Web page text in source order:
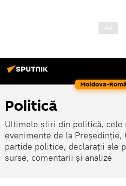
Moldova-
Politică
Ultimele știri din politică, cele
evenimente de la Președinție,
partide politice, declarații ale
surse, comentarii și analize